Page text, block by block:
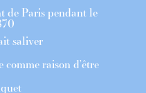
de Paris pendant le
saliver
comme raison d’être